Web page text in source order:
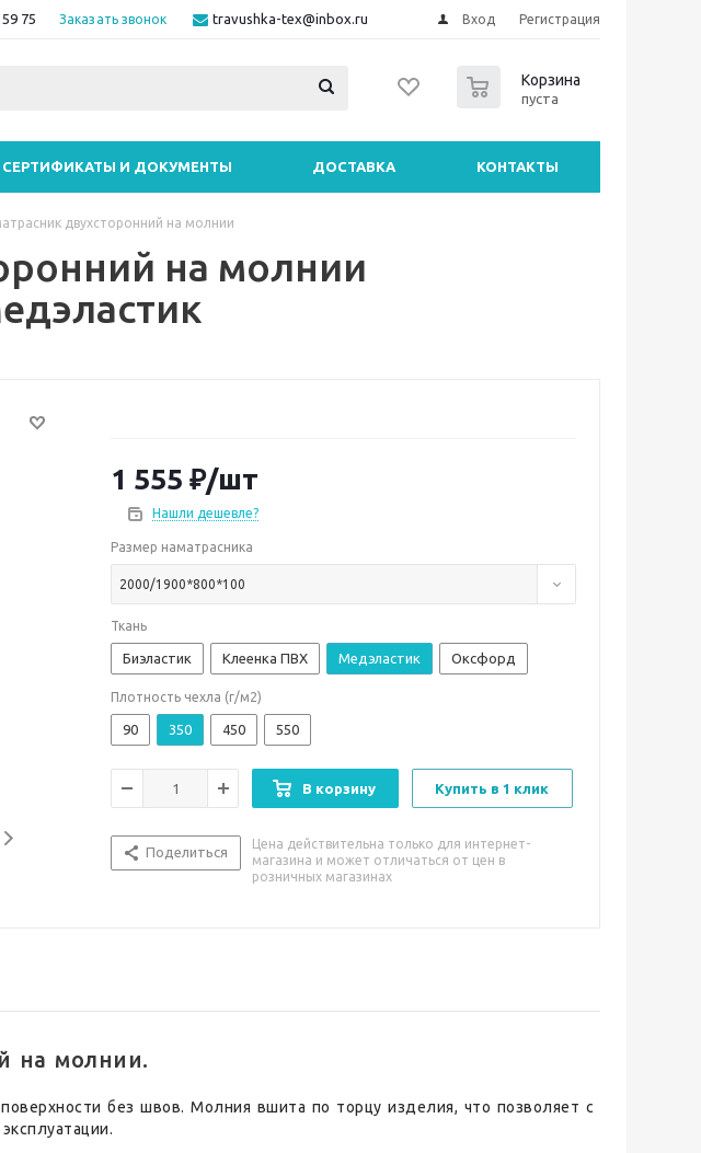
75 Заказать звонок travushka-tex@inbox.ru Вход Регистрация
Корзина
пуста
СЕРТИФИКАТЫ И ДОКУМЕНТЫ ДОСТАВКА КОНТАКТЫ
двухсторонний на молнии
на молнии
1 555 ₽/шт
Нашли дешевле?
Размер наматрасника
2000/1900*800*100
Ткань
Биэластик Клеенка ПВХ Медэластик Оксфорд
Плотность чехла (г/м2)
90 350 450 550
В корзину Купить в 1 клик
Поделиться
Цена действительна только для интернет-
магазина и может отличаться от цен в
розничных магазинах
на молнии.
без швов. Молния вшита по торцу изделия, что позволяет с